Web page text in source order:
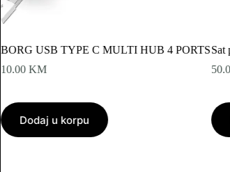
USB TYPE C MULTI HUB 4 PORTS
KM
Dodaj u korpu
Sat